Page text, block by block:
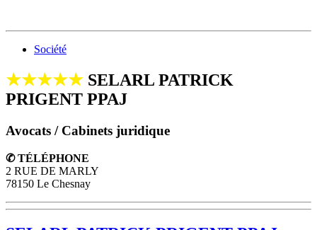
Société
★★★★★ SELARL PATRICK
PRIGENT PPAJ
Avocats / Cabinets juridique
✆ TÉLÉPHONE
2 RUE DE MARLY
78150 Le Chesnay